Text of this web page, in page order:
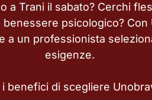
a Trani il sabato? Cerchi
psicologico? Con
a un professionista
esigenze.
i benefici di scegliere